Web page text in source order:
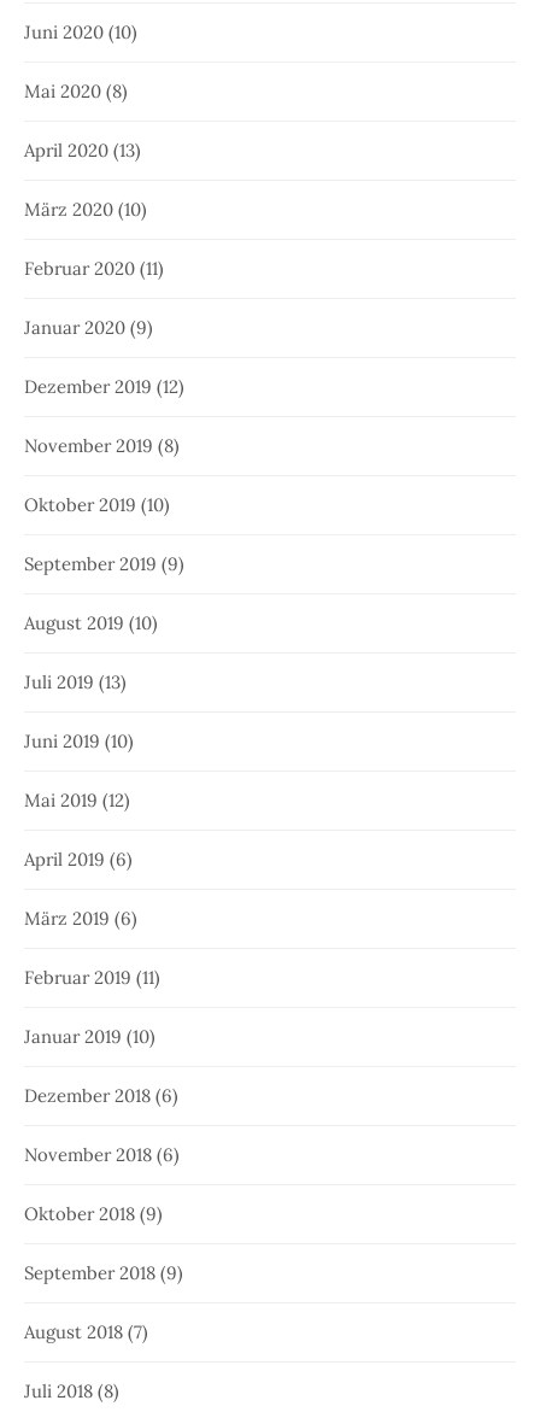
Juni 2020 (10)
Mai 2020 (8)
April 2020 (13)
März 2020 (10)
Februar 2020 (11)
Januar 2020 (9)
Dezember 2019 (12)
November 2019 (8)
Oktober 2019 (10)
September 2019 (9)
August 2019 (10)
Juli 2019 (13)
Juni 2019 (10)
Mai 2019 (12)
April 2019 (6)
März 2019 (6)
Februar 2019 (11)
Januar 2019 (10)
Dezember 2018 (6)
November 2018 (6)
Oktober 2018 (9)
September 2018 (9)
August 2018 (7)
Juli 2018 (8)